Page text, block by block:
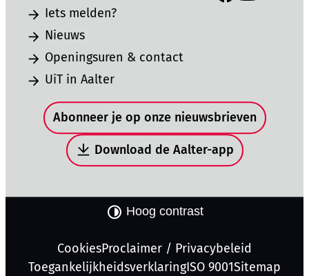
Iets melden?
Nieuws
Openingsuren & contact
UiT in Aalter
Snel naar
Abonneer je op onze nieuwsbrieven
Download de Aalter-app
Hoog contrast
CookiesProclaimer / Privacybeleid
ToegankelijkheidsverklaringISO 9001Sitemap